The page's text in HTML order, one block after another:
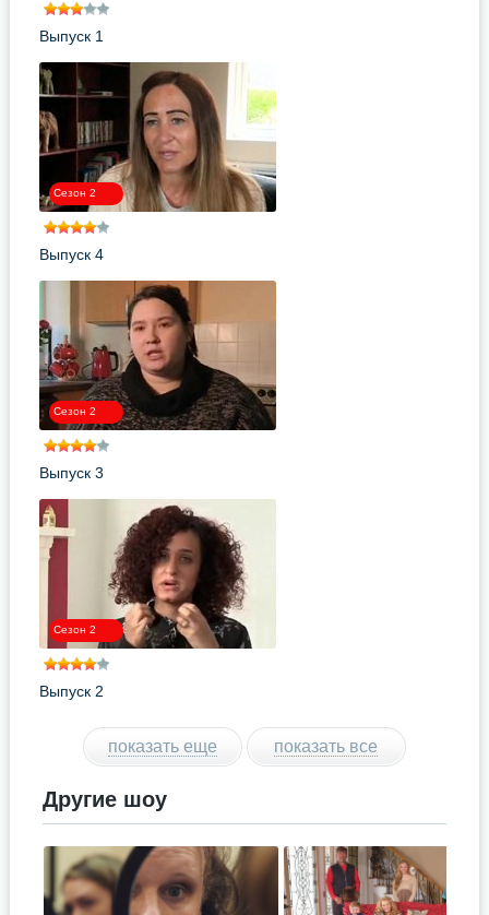
Выпуск 1
Сезон 2
Выпуск 4
Сезон 2
Выпуск 3
Сезон 2
Выпуск 2
показать еще показать все
Другие шоу